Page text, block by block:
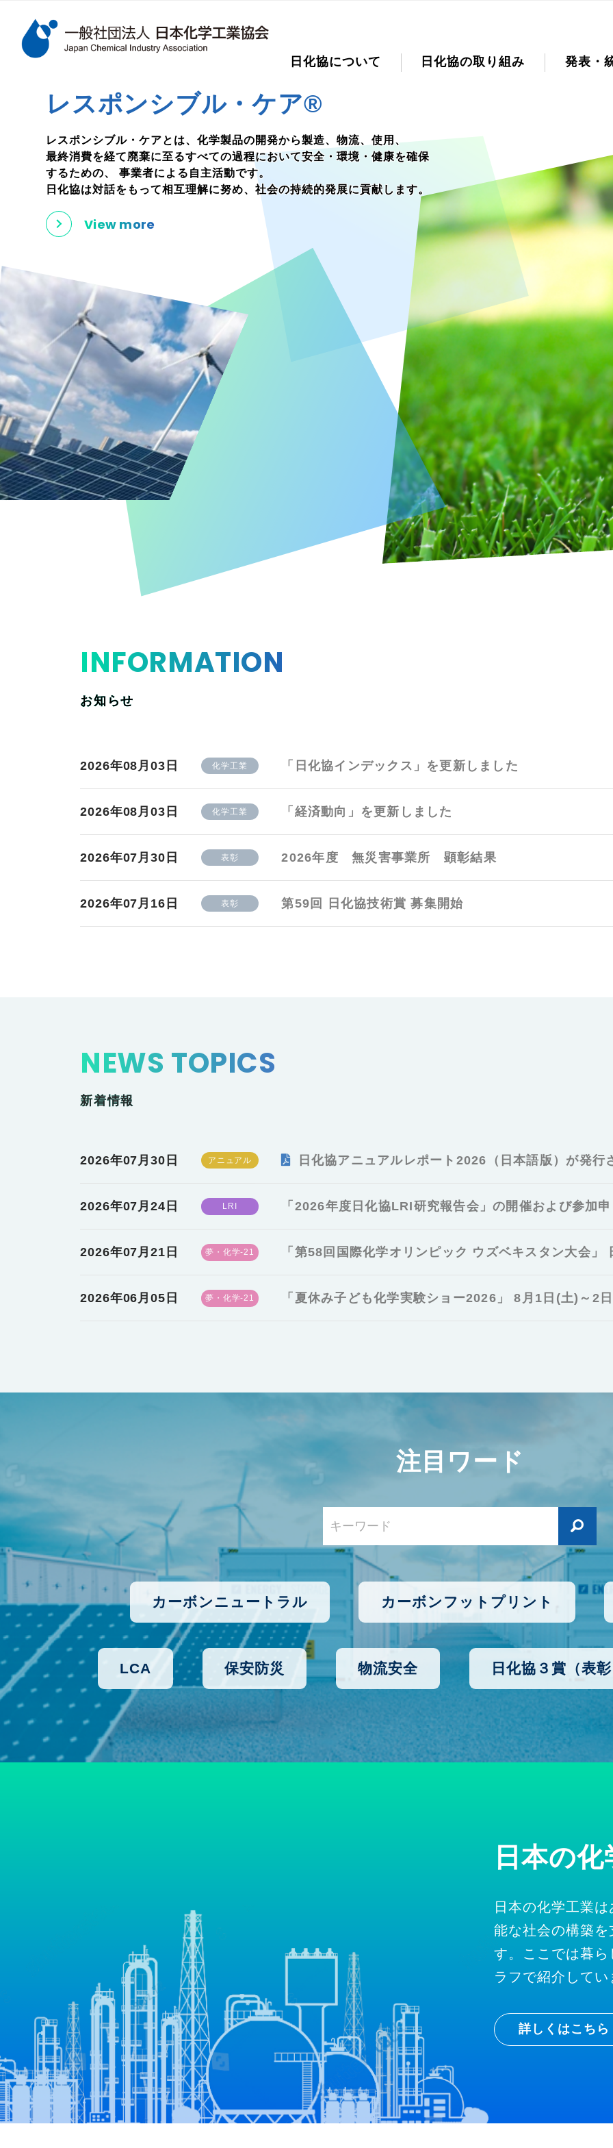
メインコンテンツに移動
検索キーワード
日化協について 日化協の取り組み 発表・
レスポンシブル・ケア®
レスポンシブル・ケアとは、化学製品の開発から製造、物流、使用、
最終消費を経て廃棄に至るすべての過程において安全・環境・健康を確保
するための、事業者による自主活動です。
日化協は対話をもって相互理解に努め、社会の持続的発展に貢献します。
View more
INFORMATION
お知らせ
2026年08月03日 化学工業 「日化協インデックス」を更新しました
2026年08月03日 化学工業 「経済動向」を更新しました
2026年07月30日 表彰 2026年度 無災害事業所 顕彰結果
2026年07月16日 表彰 第59回 日化協技術賞 募集開始
NEWS TOPICS
新着情報
2026年07月30日 日化協アニュアルレポート2026（日本語版）が発行
2026年07月24日 LRI 「2026年度日化協LRI研究報告会」の開催および参加
2026年07月21日 夢・化学-21 「第58回国際化学オリンピック ウズベキスタン大会」
2026年06月05日 夢・化学-21 「夏休み子ども化学実験ショー2026」 8月1日(土)～2
注目ワード
カーボンニュートラル カーボンフットプリント
LCA 保安防災 物流安全 日化協３賞（表彰
日本の
日本の化学工業
能な社会の構築を
す。ここでは暮
ラフで紹介してい
詳しくはこちら